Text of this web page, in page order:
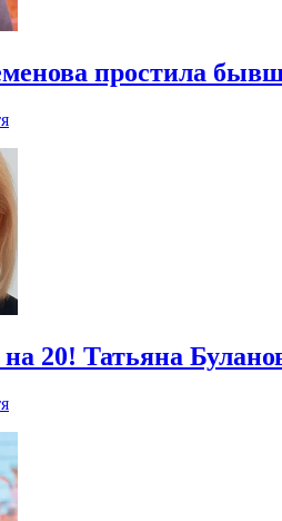
простила
20! Татьяна